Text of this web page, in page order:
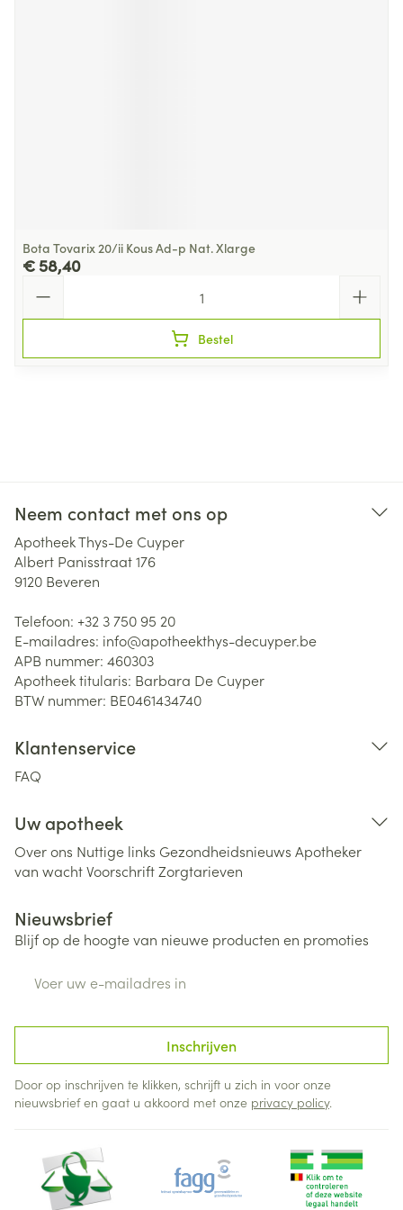
Bota Tovarix 20/ii Kous Ad-p Nat. Xlarge
€ 58,40
Bestel
Neem contact met ons op
Apotheek Thys-De Cuyper
Albert Panisstraat 176
9120 Beveren
Telefoon: +32 3 750 95 20
E-mailadres: info@apotheekthys-decuyper.be
APB nummer: 460303
Apotheek titularis: Barbara De Cuyper
BTW nummer: BE0461434740
Klantenservice
FAQ
Uw apotheek
Over ons Nuttige links Gezondheidsnieuws Apotheker
van wachtVoorschriftZorgtarieven
Nieuwsbrief
Blijf op de hoogte van nieuwe producten en promoties
Inschrijven
Door op inschrijven te klikken, schrijft u zich in voor onze
nieuwsbrief en gaat u akkoord met onze privacy policy.